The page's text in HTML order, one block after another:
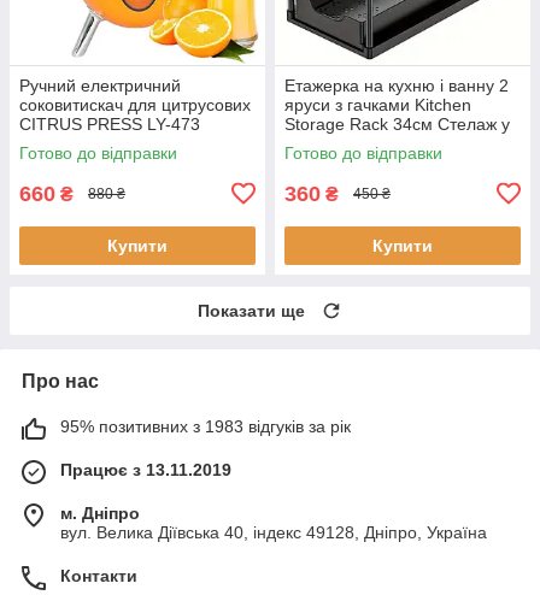
Ручний електричний
соковитискач для цитрусових
CITRUS PRESS LY-473
кухонний прес для вичавки
соку з ситом
Готово до відправки
660 ₴ 880 ₴
Купити
Етажерка на кухню і ванну 2
яруси з гачками Kitchen
Storage Rack 34см Стелаж у
ванну чорного кольору
Готово до відправки
360 ₴ 450 ₴
Купити
Показати ще
Про нас
95% позитивних з 1983 відгуків за рік
Працює з 13.11.2019
м. Дніпро
вул. Велика Діївська 40, індекс 49128, Дніпро, Україна
Контакти